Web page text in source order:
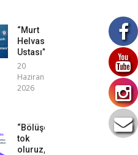
“Murt
Helvası
Ustası”
20
Haziran
2026
“Bölüşerek
tok
oluruz,